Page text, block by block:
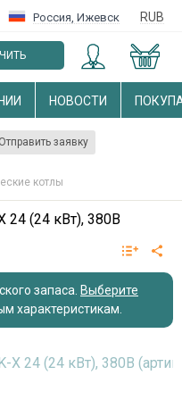
Россия, Ижевск RUB
НОВОСТИ
Отправить заявку
котлы
24 (24 кВт), 380В
запаса. Выберите
характеристикам